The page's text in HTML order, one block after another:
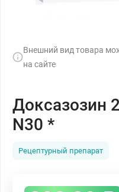
Внешний вид товара
на сайте
Доксазозин
N30 *
Рецептурный препарат